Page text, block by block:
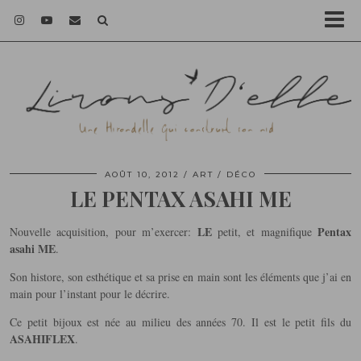
AOÛT 10, 2012 ART / DÉCO
LE PENTAX ASAHI ME
Nouvelle acquisition, pour m’exercer: LEpetit, et magnifique Pentax
asahi ME.
Son histore, son esthétique et sa prise en main sont les éléments que j’ai en
main pour l’instant pour le décrire.
Ce petit bijoux est née au milieu des années 70. Il est le petit fils du
ASAHIFLEX.